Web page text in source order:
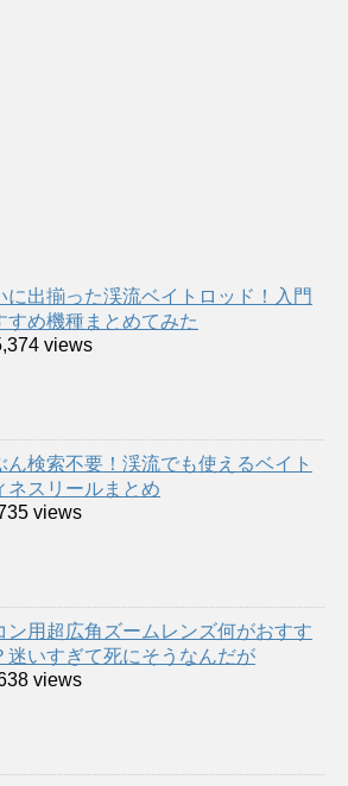
に出揃った渓流ベイトロッド！入門
すめ機種まとめてみた
views
ん検索不要！渓流でも使えるベイト
ネスリールまとめ
views
ン用超広角ズームレンズ何がおすす
迷いすぎて死にそうなんだが
views